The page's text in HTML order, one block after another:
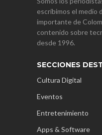
escribimos el medio
importante de
contenido sobre
desde 1996.
SECCIONES
Cultura Digital
Eventos
Entretenimiento
Apps & Software